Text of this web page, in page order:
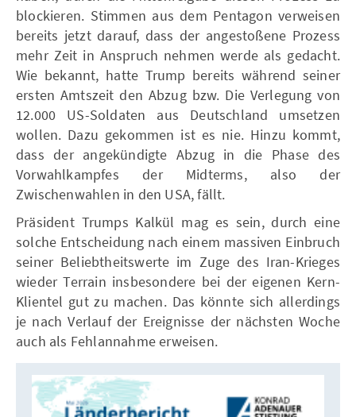
blockieren. Stimmen aus dem Pentagon verweisen
bereits jetzt darauf, dass der angestoßene Prozess
mehr Zeit in Anspruch nehmen werde als gedacht.
Wie bekannt, hatte Trump bereits während seiner
ersten Amtszeit den Abzug bzw. Die Verlegung von
12.000 US-Soldaten aus Deutschland umsetzen
wollen. Dazu gekommen ist es nie. Hinzu kommt,
dass der angekündigte Abzug in die Phase des
Vorwahlkampfes der Midterms, also der
Zwischenwahlen in den USA, fällt.
Präsident Trumps Kalkül mag es sein, durch eine
solche Entscheidung nach einem massiven Einbruch
seiner Beliebtheitswerte im Zuge des Iran-Krieges
wieder Terrain insbesondere bei der eigenen Kern-
Klientel gut zu machen. Das könnte sich allerdings
je nach Verlauf der Ereignisse der nächsten Woche
auch als Fehlannahme erweisen.